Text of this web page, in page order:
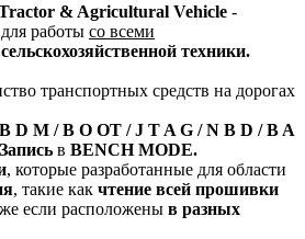
& Agricultural Vehicle -
работы со всеми
техники.
транспортных средств на дорогах
D M / B O OT / J T A G / N B D / B A
в BENCH MODE.
, которые разработанные для области
, такие как чтение всей прошивки
если расположены в разных